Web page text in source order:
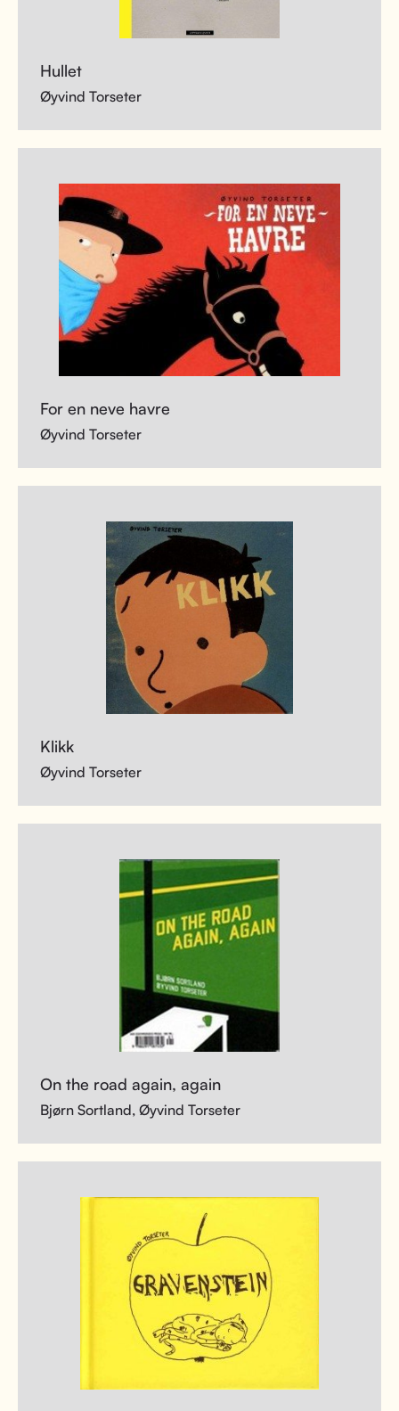
Hullet
Øyvind Torseter
For en neve havre
Øyvind Torseter
Klikk
Øyvind Torseter
On the road again, again
Bjørn Sortland, Øyvind Torseter